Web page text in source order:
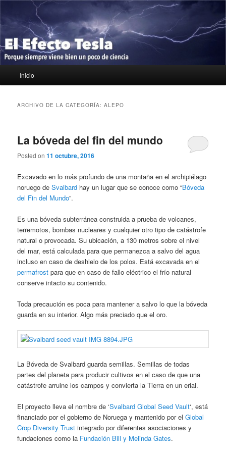
contenido
principal
contenido
secundario
El Efecto Tesla
Porque siempre viene bien un poco de ciencia
principal
Inicio
ARCHIVO DE LA CATEGORÍA:ALEPO
La bóveda del fin del mundo
Posted on11 octubre, 2016
Excavado en lo más profundo de una montaña en el archipiélago
noruego deSvalbard hay un lugar que se conoce como “Bóveda
del Fin del Mundo”.
Es una bóveda subterránea construida a prueba de volcanes,
terremotos, bombas nucleares y cualquier otro tipo de catástrofe
natural o provocada. Su ubicación, a 130 metros sobre el nivel
del mar, está calculada para que permanezca a salvo del agua
incluso en caso de deshielo de los polos. Está excavada en el
permafrost para que en caso de fallo eléctrico el frío natural
conserve intacto su contenido.
Toda precaución es poca para mantener a salvo lo que la bóveda
guarda en su interior. Algo más preciado que el oro.
La Bóveda de Svalbard guarda semillas. Semillas de todas
partes del planeta para producir cultivos en el caso de que una
catástrofe arruine los campos y convierta la Tierra en un erial.
El proyecto lleva el nombre de ‘Svalbard Global Seed Vault‘, está
financiado por el gobierno de Noruega y mantenido por elGlobal
Crop Diversity Trust integrado por diferentes asociaciones y
fundaciones como la Fundación Bill y Melinda Gates.